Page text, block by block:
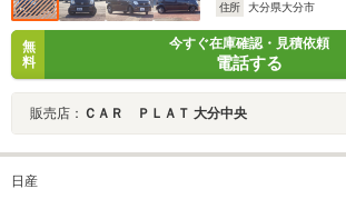
住所
大分県大分市
無
料
今すぐ在庫確認・見積依頼
電話する
販売店： ＣＡＲ ＰＬＡＴ 大分中央
日産